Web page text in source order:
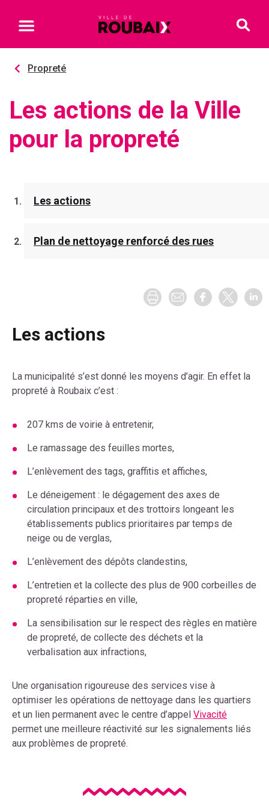
Propreté
Les actions de la Ville
pour la propreté
Les actions
Plan de nettoyage renforcé des rues
Les actions
La municipalité s’est donné les moyens d’agir. En effet la
propreté à Roubaix c’est :
207 kms de voirie à entretenir,
Le ramassage des feuilles mortes,
L’enlèvement des tags, graffitis et affiches,
Le déneigement : le dégagement des axes de
circulation principaux et des trottoirs longeant les
établissements publics prioritaires par temps de
neige ou de verglas,
L’enlèvement des dépôts clandestins,
L’entretien et la collecte des plus de 900 corbeilles de
propreté réparties en ville,
La sensibilisation sur le respect des règles en matière
de propreté, de collecte des déchets et la
verbalisation aux infractions,
Une organisation rigoureuse des services vise à
optimiser les opérations de nettoyage dans les quartiers
et un lien permanent avec le centre d’appel Vivacité
permet une meilleure réactivité sur les signalements liés
aux problèmes de propreté.